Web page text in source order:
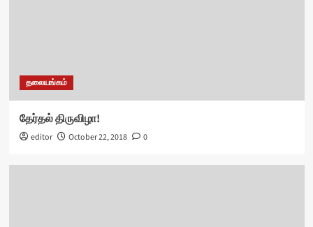
தலையங்கம்
தேர்தல் திருவிழா!
editor October 22, 2018 0